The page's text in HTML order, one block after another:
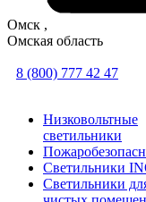
Омск ,
Омская область
8 (800) 777 42 47
Низковольтные
светильники
Светильники
Светильники